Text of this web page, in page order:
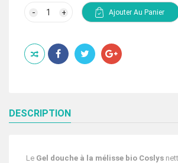
initial
était :
est :
douche
bio
mélisse
Ajouter Au Panier
DESCRIPTION
Le Gel douche à la mélisse bio Coslys